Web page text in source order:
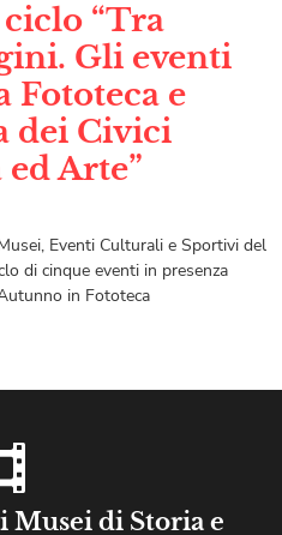
“Tra
Gli eventi
Fototeca e
dei Civici
Arte”
Eventi Culturali e Sportivi del
di cinque eventi in presenza
in Fototeca
Musei di Storia e